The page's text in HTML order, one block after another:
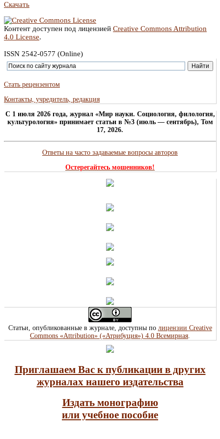
Скачать
Контент доступен под лицензией Creative Commons Attribution
4.0 License.
ISSN 2542-0577 (Online)
Стать рецензентом
Контакты, учредитель, редакция
C 1 июля 2026 года, журнал «Мир науки. Социология, филология,
культурология» принимает статьи в №3 (июль — сентябрь), Том
17, 2026.
Ответы на часто задаваемые вопросы авторов
Остерегайтесь мошенников!
Статьи, опубликованные в журнале, доступны по лицензии Creative
Commons «Attribution» («Атрибуция») 4.0 Всемирная.
Приглашаем Вас к публикации в других
журналах нашего издательства
Издать монографию
или учебное пособие